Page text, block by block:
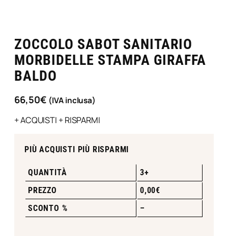
ZOCCOLO SABOT SANITARIO
MORBIDELLE STAMPA GIRAFFA
BALDO
66,50€ (IVA inclusa)
+ ACQUISTI + RISPARMI
PIÙ ACQUISTI PIÙ RISPARMI
QUANTITÀ
3+
PREZZO
0,00€
SCONTO %
–